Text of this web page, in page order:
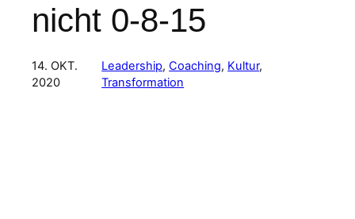
nicht 0-8-15
14. OKT.
2020
Leadership, Coaching, Kultur
Transformation